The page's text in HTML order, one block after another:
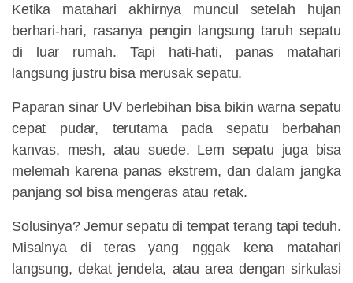
Ketika matahari akhirnya muncul setelah hujan
berhari-hari, rasanya pengin langsung taruh sepatu
di luar rumah. Tapi hati-hati, panas matahari
langsung justru bisa merusak sepatu.
Paparan sinar UV berlebihan bisa bikin warna sepatu
cepat pudar, terutama pada sepatu berbahan
kanvas, mesh, atau suede. Lem sepatu juga bisa
melemah karena panas ekstrem, dan dalam jangka
panjang sol bisa mengeras atau retak.
Solusinya? Jemur sepatu di tempat terang tapi teduh.
Misalnya di teras yang nggak kena matahari
langsung, dekat jendela, atau area dengan sirkulasi